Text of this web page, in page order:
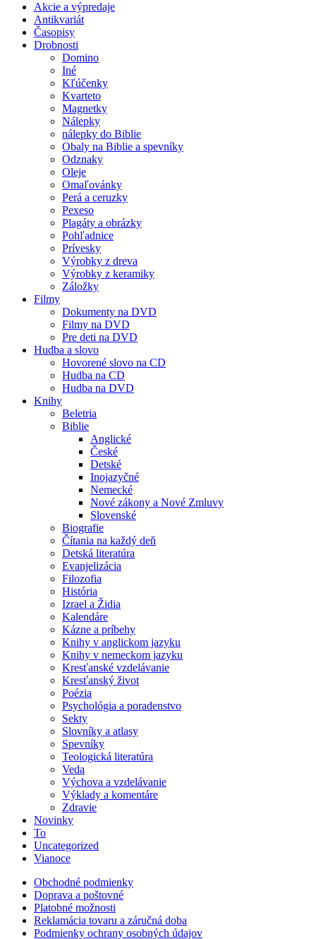
Akcie a výpredaje
Antikvariát
Časopisy
Drobnosti
Domino
Iné
Kľúčenky
Kvarteto
Magnetky
Nálepky
nálepky do Biblie
Obaly na Biblie a spevníky
Odznaky
Oleje
Omaľovánky
Perá a ceruzky
Pexeso
Plagáty a obrázky
Pohľadnice
Prívesky
Výrobky z dreva
Výrobky z keramiky
Záložky
Filmy
Dokumenty na DVD
Filmy na DVD
Pre deti na DVD
Hudba a slovo
Hovorené slovo na CD
Hudba na CD
Hudba na DVD
Knihy
Beletria
Biblie
Anglické
České
Detské
Inojazyčné
Nemecké
Nové zákony a Nové Zmluvy
Slovenské
Biografie
Čítania na každý deň
Detská literatúra
Evanjelizácia
Filozofia
História
Izrael a Židia
Kalendáre
Kázne a príbehy
Knihy v anglickom jazyku
Knihy v nemeckom jazyku
Kresťanské vzdelávanie
Kresťanský život
Poézia
Psychológia a poradenstvo
Sekty
Slovníky a atlasy
Spevníky
Teologická literatúra
Veda
Výchova a vzdelávanie
Výklady a komentáre
Zdravie
Novinky
To
Uncategorized
Vianoce
Obchodné podmienky
Doprava a poštovné
Platobné možnosti
Reklamácia tovaru a záručná doba
Podmienky ochrany osobných údajov